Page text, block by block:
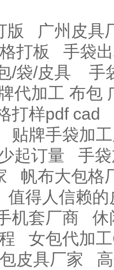
版
广州皮具
打板
手袋
/袋/皮具
手
代加工 布包
打样pdf cad
贴牌手袋加
起订量
手
帆布大包格
值得人信赖
机套厂商
休
女包代加
皮具厂家